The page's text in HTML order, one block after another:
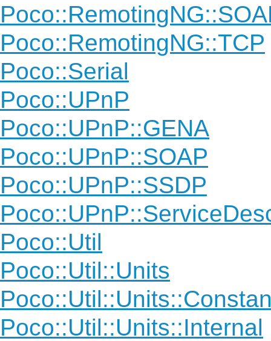
Poco::RemotingNG::TCP
Poco::Serial
Poco::UPnP
Poco::UPnP::GENA
Poco::UPnP::SOAP
Poco::UPnP::SSDP
Poco::Util
Poco::Util::Units
Poco::Util::Units::Internal